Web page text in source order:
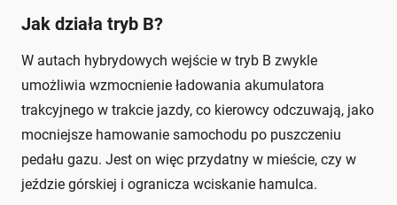
Jak działa tryb B?
W autach hybrydowych wejście w tryb B zwykle
umożliwia wzmocnienie ładowania akumulatora
trakcyjnego w trakcie jazdy, co kierowcy odczuwają, jako
mocniejsze hamowanie samochodu po puszczeniu
pedału gazu. Jest on więc przydatny w mieście, czy w
jeździe górskiej i ogranicza wciskanie hamulca.